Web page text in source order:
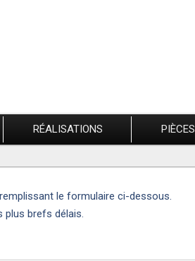
RÉALISATIONS PIÈCES
le formulaire ci-dessous.
plus brefs délais.